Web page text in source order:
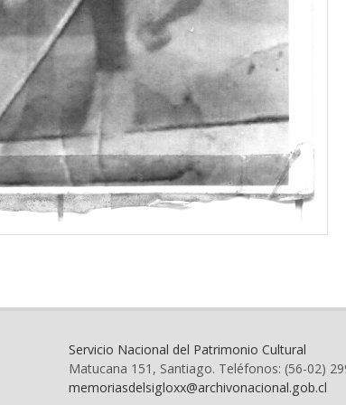
Servicio Nacional del Patrimonio Cultural
Matucana 151, Santiago. Teléfonos: (56-02)
memoriasdelsigloxx@archivonacional.gob.cl